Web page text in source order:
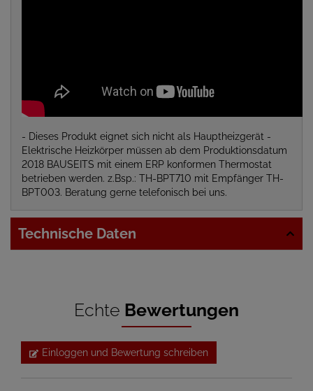
- Dieses Produkt eignet sich nicht als Hauptheizgerät -
Elektrische Heizkörper müssen ab dem Produktionsdatum
2018 BAUSEITS mit einem ERP konformen Thermostat
betrieben werden. z.Bsp.: TH-BPT710 mit Empfänger TH-
BPT003. Beratung gerne telefonisch bei uns.
Technische Daten
Echte Bewertungen
Einloggen und Bewertung schreiben